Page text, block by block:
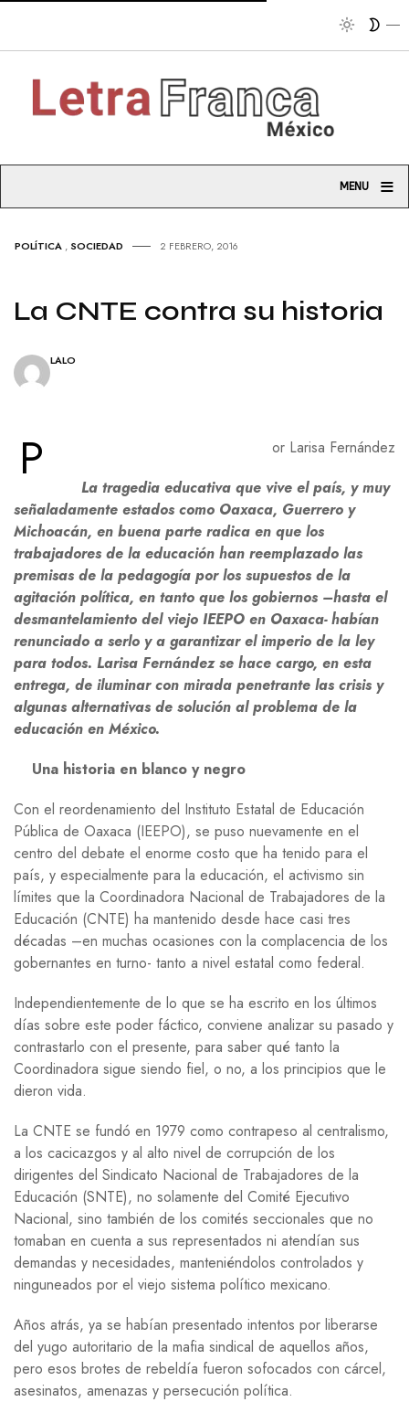
MENU ≡
POLÍTICA , SOCIEDAD 2 FEBRERO, 2016
La CNTE contra su historia
LALO
P
or Larisa Fernández
La tragedia educativa que vive el país, y muy
señaladamente estados como Oaxaca, Guerrero y
Michoacán, en buena parte radica en que los
trabajadores de la educación han reemplazado las
premisas de la pedagogía por los supuestos de la
agitación política, en tanto que los gobiernos –hasta el
desmantelamiento del viejo IEEPO en Oaxaca- habían
renunciado a serlo y a garantizar el imperio de la ley
para todos. Larisa Fernández se hace cargo, en esta
entrega, de iluminar con mirada penetrante las crisis y
algunas alternativas de solución al problema de la
educación en México.
Una historia en blanco y negro
Con el reordenamiento del Instituto Estatal de Educación
Pública de Oaxaca (IEEPO), se puso nuevamente en el
centro del debate el enorme costo que ha tenido para el
país, y especialmente para la educación, el activismo sin
límites que la Coordinadora Nacional de Trabajadores de la
Educación (CNTE) ha mantenido desde hace casi tres
décadas –en muchas ocasiones con la complacencia de los
gobernantes en turno- tanto a nivel estatal como federal.
Independientemente de lo que se ha escrito en los últimos
días sobre este poder fáctico, conviene analizar su pasado y
contrastarlo con el presente, para saber qué tanto la
Coordinadora sigue siendo fiel, o no, a los principios que le
dieron vida.
La CNTE se fundó en 1979 como contrapeso al centralismo,
a los cacicazgos y al alto nivel de corrupción de los
dirigentes del Sindicato Nacional de Trabajadores de la
Educación (SNTE), no solamente del Comité Ejecutivo
Nacional, sino también de los comités seccionales que no
tomaban en cuenta a sus representados ni atendían sus
demandas y necesidades, manteniéndolos controlados y
ninguneados por el viejo sistema político mexicano.
Años atrás, ya se habían presentado intentos por liberarse
del yugo autoritario de la mafia sindical de aquellos años,
pero esos brotes de rebeldía fueron sofocados con cárcel,
asesinatos, amenazas y persecución política.